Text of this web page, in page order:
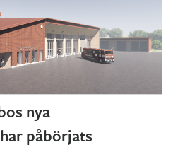
nya
påbörjats